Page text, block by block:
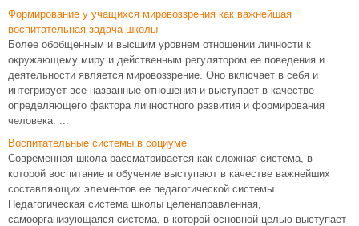
Формирование у учащихся мировоззрения как важнейшая
воспитательная задача школы
Более обобщенным и высшим уровнем отношении личности к
окружающему миру и действенным регулятором ее поведения и
деятельности является мировоззрение. Оно включает в себя и
интегрирует все названные отношения и выступает в качестве
определяющего фактора личностного развития и формирования
человека. ...
Воспитательные системы в социуме
Современная школа рассматривается как сложная система, в
которой воспитание и обучение выступают в качестве важнейших
составляющих элементов ее педагогической системы.
Педагогическая система школы целенаправленная,
самоорганизующаяся система, в которой основной целью выступает